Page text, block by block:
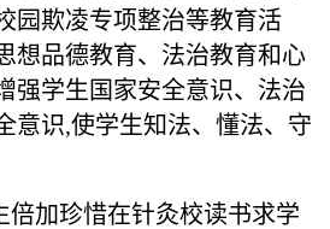
园欺凌专项整治等教育活
想品德教育、法治教育和心
强学生国家安全意识、法治
意识,使学生知法、懂法、守
加珍惜在针灸校读书求学